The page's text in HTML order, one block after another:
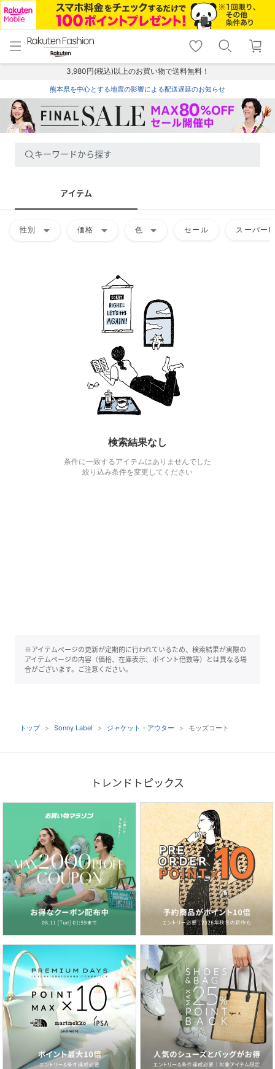
menu home
トップ
shopping_cart lock_outline
ログイン
3,980円(税込)以上のお買い物で送料無料！
熊本県を中心とする地震の影響による配送遅延のお知らせ
キーワードから探す
アイテム
性別 arrow_drop_down 価格 arrow_drop_down 色 arrow_drop_down セール スーパー
検索結果なし
条件に一致するアイテムはありませんでした
絞り込み条件を変更してください
※アイテムページの更新が定期的に行われているため、検索結果が実際の
アイテムページの内容（価格、在庫表示、ポイント倍数等）とは異なる場
合がございます。ご注意ください。
トップ Sonny Label ジャケット・アウター モッズコート
トレンドトピックス